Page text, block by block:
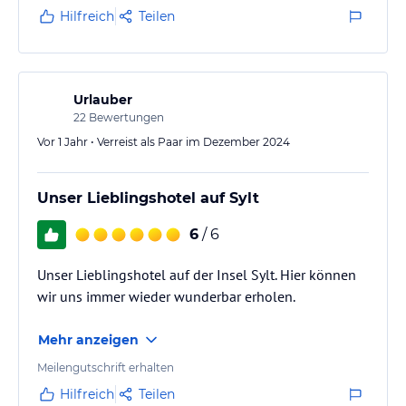
Hilfreich Teilen
Urlauber
22 Bewertungen
Vor 1 Jahr • Verreist als Paar im Dezember 2024
Unser Lieblingshotel auf Sylt
6 / 6
Unser Lieblingshotel auf der Insel Sylt. Hier können
wir uns immer wieder wunderbar erholen.
Mehr anzeigen
Meilengutschrift erhalten
Hilfreich Teilen